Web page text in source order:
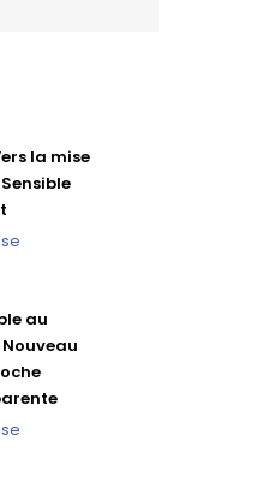
la mise
au
Nouveau